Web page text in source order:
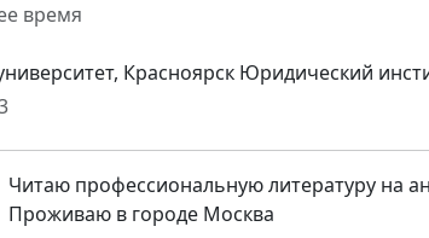
время
Красноярск Юридический
Читаю профессиональную литературу на
Проживаю в городе Москва